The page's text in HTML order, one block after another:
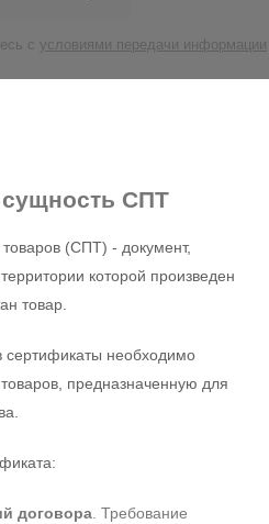
с условиями передачи информации
СПТ
(СПТ) - документ,
которой произведен
товар.
сертификаты необходимо
предназначенную для
договора. Требование